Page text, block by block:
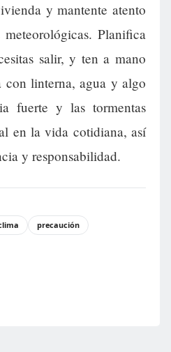
y mantente atento
Planifica
salir, y ten a mano
linterna, agua y algo
fuerte y las tormentas
en la vida cotidiana, así
y responsabilidad.
precaución